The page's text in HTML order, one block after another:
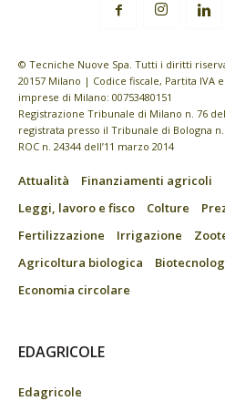
© Tecniche Nuove Spa. Tutti i diritti
20157 Milano | Codice fiscale, Partita IVA
imprese di Milano: 00753480151
Registrazione Tribunale di Milano n. 76
registrata presso il Tribunale di Bologna n.
ROC n. 24344 dell’11 marzo 2014
Attualità Finanziamenti agricoli
Leggi, lavoro e fisco
Colture
Fertilizzazione
Irrigazione
Agricoltura biologica
Economia circolare
EDAGRICOLE
Edagricole